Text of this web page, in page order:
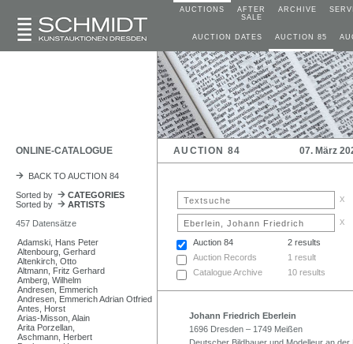
AUCTIONS
AFTER
SALE
ARCHIVE
AUCTION DATES AUCTION 85
ONLINE-CATALOGUE AUCTION 84 07. März
BACK TO AUCTION 84
Sorted by
CATEGORIES
Sorted by
ARTISTS
457 Datensätze
Adamski, Hans Peter
Altenbourg, Gerhard
Altenkirch, Otto
Altmann, Fritz Gerhard
Amberg, Wilhelm
Andresen, Emmerich
Andresen, Emmerich Adrian Otfried
Antes, Horst
Arias-Misson, Alain
Arita Porzellan,
Aschmann, Herbert
x
x
Auction 84
2 results
Auction Records
1 result
Catalogue Archive
10 results
Johann Friedrich Eberlein
1696 Dresden – 1749 Meißen